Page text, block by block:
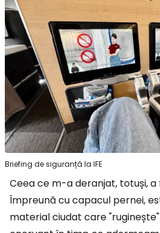
Briefing de siguranță la IFE
Ceea ce m-a deranjat, totuși,
Împreună cu capacul pernei,
material ciudat care